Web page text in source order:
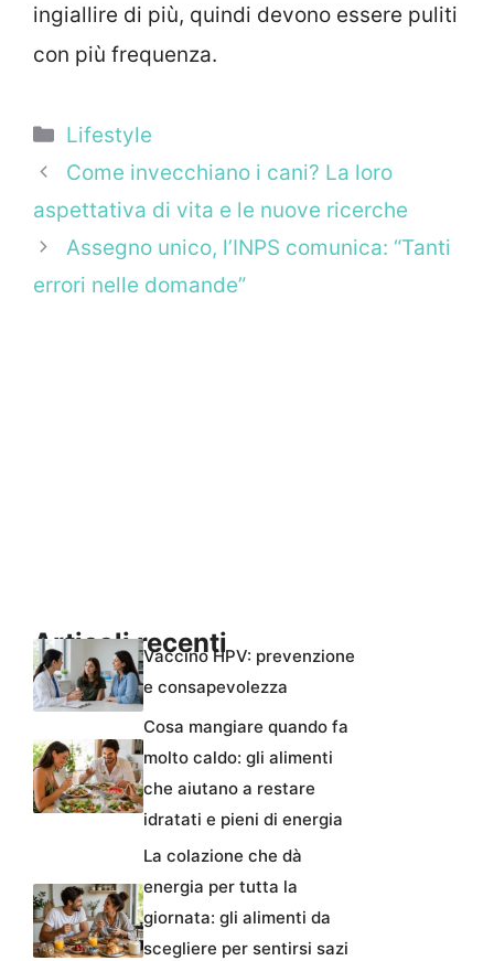
ingiallire di più, quindi devono essere puliti
con più frequenza.
Categorie
Lifestyle
Come invecchiano i cani? La loro
aspettativa di vita e le nuove ricerche
Assegno unico, l’INPS comunica: “Tanti
errori nelle domande”
Articoli recentiVaccino HPV: prevenzione
e consapevolezza
Cosa mangiare quando fa
molto caldo: gli alimenti
che aiutano a restare
idratati e pieni di energia
La colazione che dà
energia per tutta la
giornata: gli alimenti da
scegliere per sentirsi sazi